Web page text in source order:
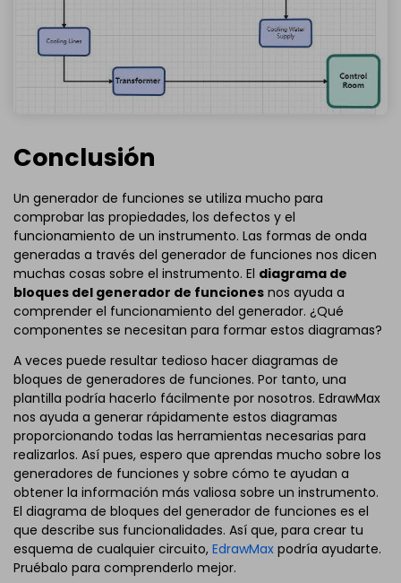
Conclusión
Un generador de funciones se utiliza mucho para
comprobar las propiedades, los defectos y el
funcionamiento de un instrumento. Las formas de onda
generadas a través del generador de funciones nos dicen
muchas cosas sobre el instrumento. El diagrama de
bloques del generador de funciones nos ayuda a
comprender el funcionamiento del generador. ¿Qué
componentes se necesitan para formar estos diagramas?
A veces puede resultar tedioso hacer diagramas de
bloques de generadores de funciones. Por tanto, una
plantilla podría hacerlo fácilmente por nosotros. EdrawMax
nos ayuda a generar rápidamente estos diagramas
proporcionando todas las herramientas necesarias para
realizarlos. Así pues, espero que aprendas mucho sobre los
generadores de funciones y sobre cómo te ayudan a
obtener la información más valiosa sobre un instrumento.
El diagrama de bloques del generador de funciones es el
que describe sus funcionalidades. Así que, para crear tu
esquema de cualquier circuito, EdrawMax podría ayudarte.
Pruébalo para comprenderlo mejor.